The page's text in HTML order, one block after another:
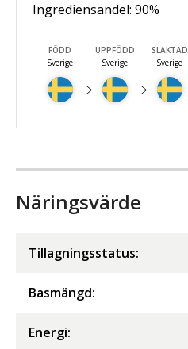
Ingrediensandel: 90%
FÖDD
Sverige
UPPFÖDD
Sverige
SLAKTAD
Sverige
Näringsvärde
Tillagningsstatus:
Basmängd:
Energi: